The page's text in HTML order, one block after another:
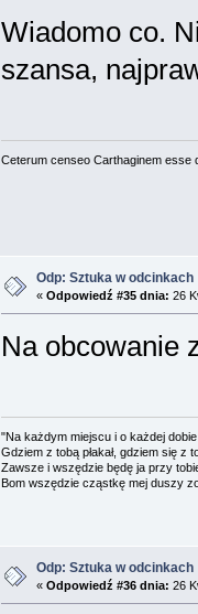
Wiadomo co.
szansa,
Ceterum censeo Carthaginem esse
Odp: Sztuka w odcinkach
« Odpowiedź #35 dnia: 26
Na obcowanie
"Na każdym miejscu i o każdej dobie
Gdziem z tobą płakał, gdziem się z
Zawsze i wszędzie będę ja przy
Bom wszędzie cząstkę mej duszy
Odp: Sztuka w odcinkach
« Odpowiedź #36 dnia: 26